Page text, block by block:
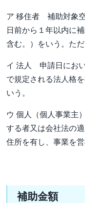
ア 移住者 補助対象
日前から１年以内に
含む。）をいう。た
イ 法人 申請日におい
で規定される法人格
いう。
ウ 個人（個人事業主
する者又は会社法の
住所を有し、事業を
補助金額